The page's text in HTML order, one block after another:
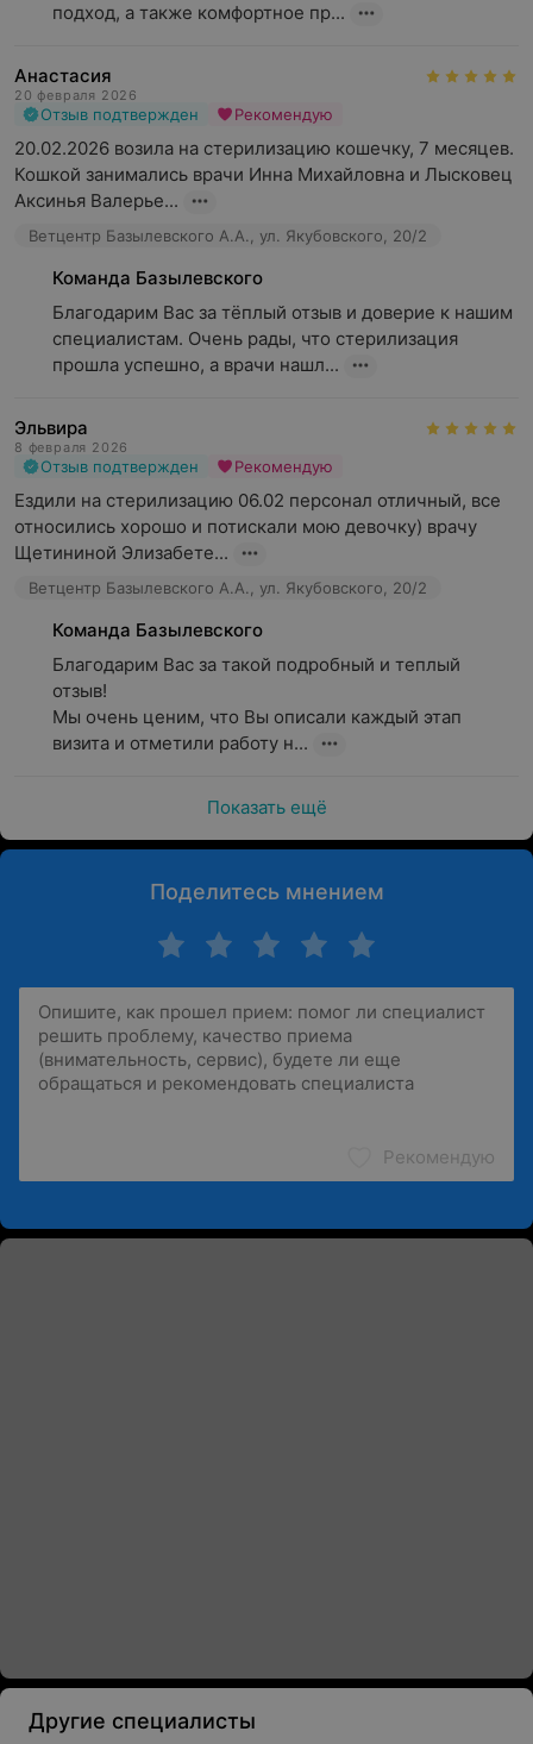
подход, а также комфортное пр...
Анастасия
20 февраля 2026
Отзыв подтвержден Рекомендую
20.02.2026 возила на стерилизацию кошечку, 7 месяцев.
Кошкой занимались врачи Инна Михайловна и Лысковец
Аксинья Валерье...
Ветцентр Базылевского А.А., ул. Якубовского, 20/2
Команда Базылевского
Благодарим Вас за тёплый отзыв и доверие к нашим
специалистам. Очень рады, что стерилизация
прошла успешно, а врачи нашл...
Эльвира
8 февраля 2026
Отзыв подтвержден Рекомендую
Ездили на стерилизацию 06.02 персонал отличный, все
относились хорошо и потискали мою девочку) врачу
Щетининой Элизабете...
Ветцентр Базылевского А.А., ул. Якубовского, 20/2
Команда Базылевского
Благодарим Вас за такой подробный и теплый
отзыв!
Мы очень ценим, что Вы описали каждый этап
визита и отметили работу н...
Показать ещё
Поделитесь мнением
Рекомендую
Другие специалисты